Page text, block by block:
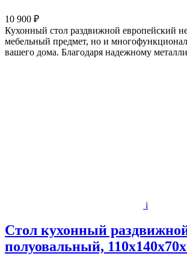
10 900 ₽
Кухонный стол раздвижной европейский
мебельный предмет, но и
вашего дома. Благодаря надежному
i
Стол кухонный
полуовальный,